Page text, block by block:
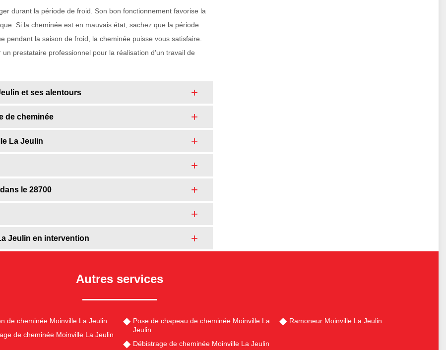
durant la période de froid. Son bon fonctionnement favorise la
Si la cheminée est en mauvais état, sachez que la période
pendant la saison de froid, la cheminée puisse vous satisfaire.
prestataire professionnel pour la réalisation d’un travail de
et ses alentours
de cheminée
La Jeulin
le 28700
Jeulin en intervention
Autres services
de cheminée Moinville La Jeulin
de cheminée Moinville La Jeulin
Pose de chapeau de cheminée Moinville La
Jeulin
Débistrage de cheminée Moinville La Jeulin
Ramoneur Moinville La Jeulin